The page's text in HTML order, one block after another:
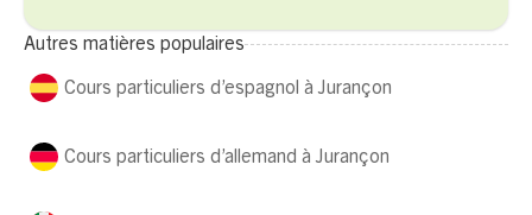
Autres matières populaires
Cours particuliers d’espagnol à Jurançon
Cours particuliers d’allemand à Jurançon